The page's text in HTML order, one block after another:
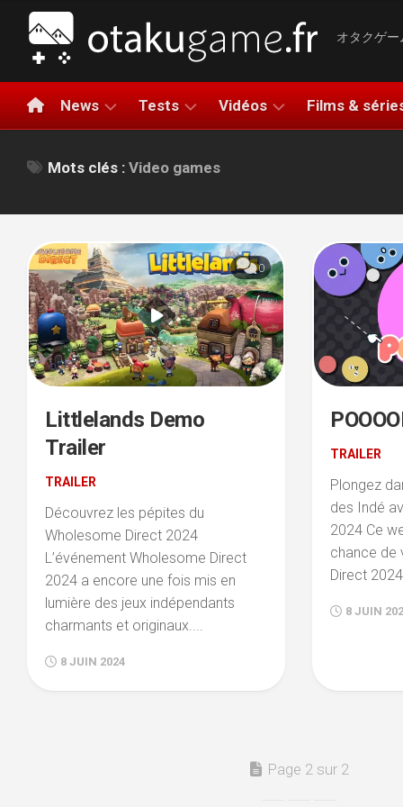
contenu
オタクゲー
News
NINTENDO
PC
MOBILE
Tests
TESTS
XBOX
SERIES
X|S
META
QUEST
PC
HARDWARE
AVIS
RAPIDE
APERÇUS
Vidéos
ANNONCES
COMPARATIFS
LET’S
PLAY
GAMEPLAY
TÉLÉCHARGEMENTS
Films &
Mots clés : Video games
0
Littlelands Demo
Trailer
TRAILER
Découvrez les pépites du
Wholesome Direct 2024
L’événement Wholesome Direct
2024 a encore une fois mis en
lumière des jeux indépendants
charmants et originaux....
8 JUIN 2024
TRAILER
Plongez
des Indé
2024 Ce
chance de
Direct
8 JUIN
Page 2 sur 2